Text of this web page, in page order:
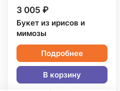
3 005 ₽
Букет из ирисов и
мимозы
Подробнее
В корзину